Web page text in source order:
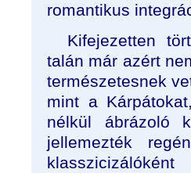
romantikus
Kifejezetten
talán már azért
természetesnek
mint a
nélkül ábrázoló
jellemezték